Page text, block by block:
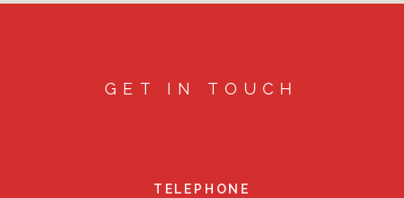
GET IN TOUCH
TELEPHONE